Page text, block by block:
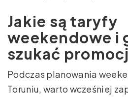
Jakie są taryfy
weekendowe i
szukać
Podczas planowania
Toruniu, warto wcześniej